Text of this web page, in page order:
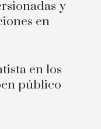
y
en
en los
público